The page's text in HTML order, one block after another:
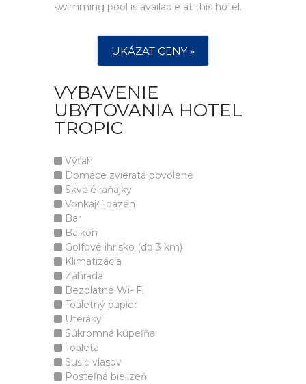
swimming pool is available at this hotel.
UKÁZAT CENY »
VYBAVENIE
UBYTOVANIA HOTEL
TROPIC
Výťah
Domáce zvieratá povolené
Skvelé raňajky
Vonkajší bazén
Bar
Balkón
Golfové ihrisko (do 3 km)
Klimatizácia
Záhrada
Bezplatné Wi- Fi
Toaletný papier
Uteráky
Súkromná kúpeľňa
Toaleta
Sušič vlasov
Posteľná bielizeň